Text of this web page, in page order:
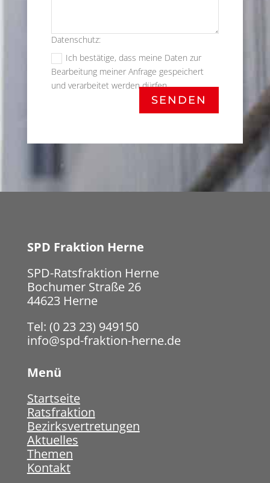
Datenschutz:
Ich bestätige, dass meine Daten zur
Bearbeitung meiner Anfrage gespeichert
und verarbeitet werden dürfen.
SENDEN
SPD Fraktion Herne
SPD-Ratsfraktion Herne
Bochumer Straße 26
44623 Herne
Tel: (0 23 23) 949150
info@spd-fraktion-herne.de
Menü
Startseite
Ratsfraktion
Bezirksvertretungen
Aktuelles
Themen
Kontakt